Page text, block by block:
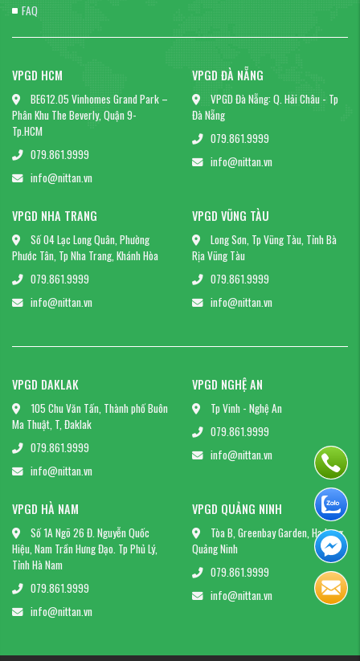
FAQ
VPGD HCM
BE612.05 Vinhomes Grand Park –
Phân Khu The Beverly, Quận 9-
Tp.HCM
079.861.9999
info@nittan.vn
VPGD ĐÀ NẴNG
VPGD Đà Nẵng: Q. Hải Châu - Tp
Đà Nẵng
079.861.9999
info@nittan.vn
VPGD NHA TRANG
Số 04 Lạc Long Quân, Phường
Phước Tân, Tp Nha Trang, Khánh Hòa
079.861.9999
info@nittan.vn
VPGD VŨNG TÀU
Long Sơn, Tp Vũng Tàu, Tỉnh Bà
Rịa Vũng Tàu
079.861.9999
info@nittan.vn
VPGD DAKLAK
105 Chu Văn Tấn, Thành phố Buôn
Ma Thuật, T, Đaklak
079.861.9999
info@nittan.vn
VPGD NGHỆ AN
Tp Vinh - Nghệ An
079.861.9999
info@nittan.vn
VPGD HÀ NAM
Số 1A Ngõ 26 Đ. Nguyễn Quốc
Hiệu, Nam Trần Hưng Đạo. Tp Phủ Lý,
Tỉnh Hà Nam
079.861.9999
info@nittan.vn
VPGD QUẢNG NINH
Tòa B, Greenbay Garden, Hạ Long,
Quảng Ninh
079.861.9999
info@nittan.vn